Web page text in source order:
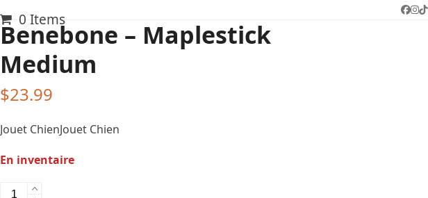
0 Items
Benebone – Maplestick
Medium
$23.99
Jouet ChienJouet Chien
En inventaire
quantité